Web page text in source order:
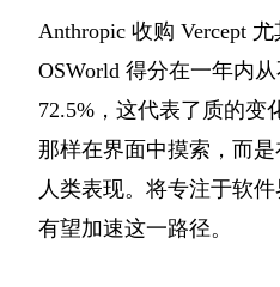
Anthropic 收购 Vercept
OSWorld 得分在一年内
72.5%，这代表了质的变
那样在界面中摸索，而
人类表现。将专注于软
有望加速这一路径。